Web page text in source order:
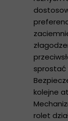
sprostać
kolejne
rolet